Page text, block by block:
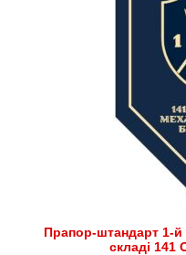
Прапор-штандарт 1-й
складі 141